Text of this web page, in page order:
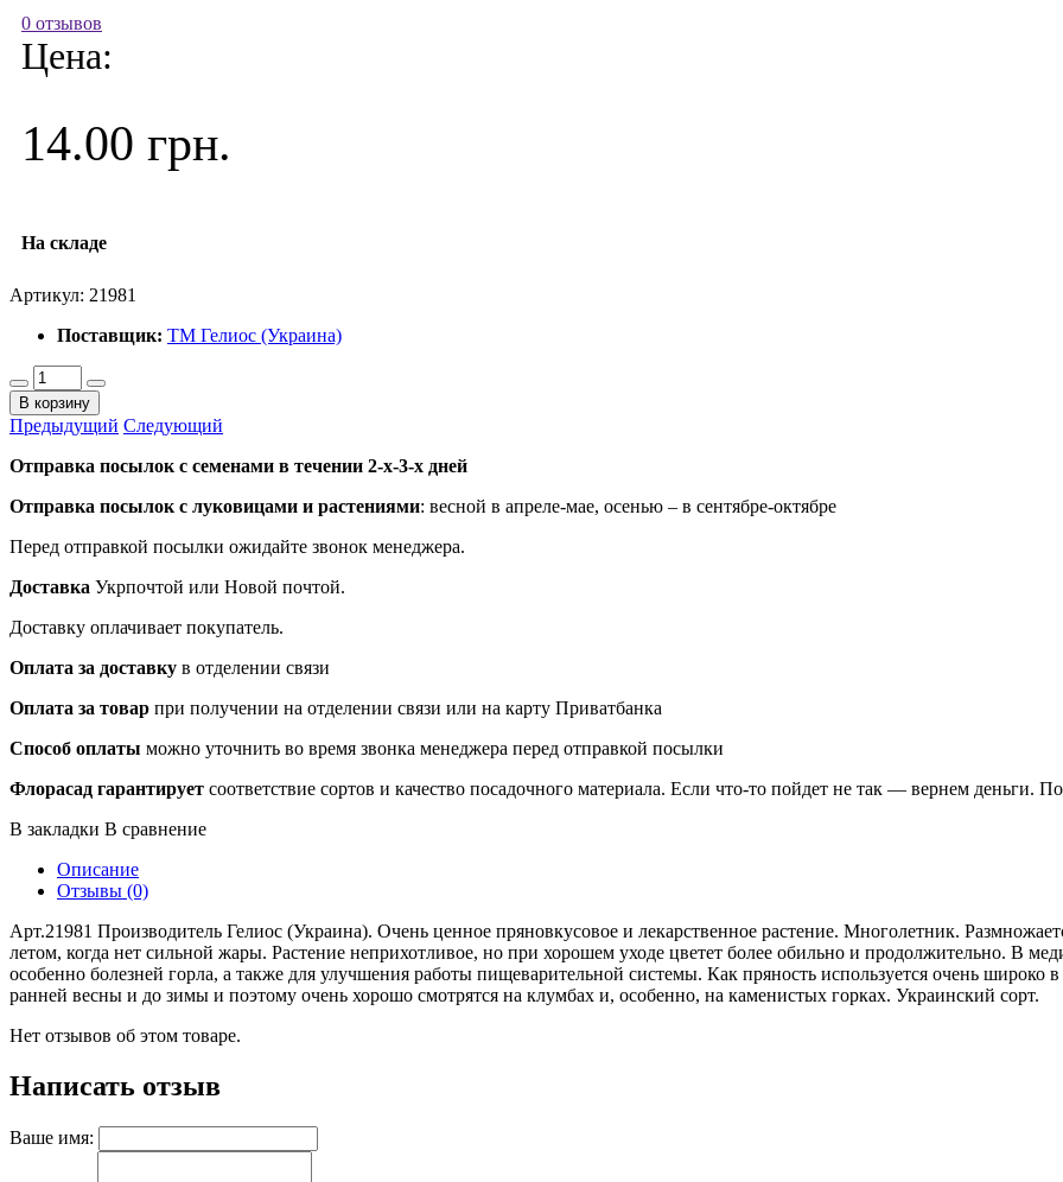
0 отзывов
Цена:
14.00 грн.
На складе
Артикул: 21981
Поставщик: ТМ Гелиос (Украина)
В корзину
Предыдущий Следующий
Отправка посылок с семенами в течении 2-х-3-х дней
Отправка посылок с луковицами и растениями: весной в апреле-мае, осенью – в сентябре-октябре
Перед отправкой посылки ожидайте звонок менеджера.
Доставка Укрпочтой или Новой почтой.
Доставку оплачивает покупатель.
Оплата за доставку в отделении связи
Оплата за товар при получении на отделении связи или на карту Приватбанка
Способ оплаты можно уточнить во время звонка менеджера перед отправкой посылки
Флорасад гарантирует соответствие сортов и качество посадочного материала. Если что-то пойдет не так — вернем деньги.
В закладки В сравнение
Описание
Отзывы (0)
Арт.21981 Производитель Гелиос (Украина). Очень ценное пряновкусовое и лекарственное растение. Многолетник.
летом, когда нет сильной жары. Растение неприхотливое, но при хорошем уходе цветет более обильно и продолжительно. В
особенно болезней горла, а также для улучшения работы пищеварительной системы. Как пряность используется очень
ранней весны и до зимы и поэтому очень хорошо смотрятся на клумбах и, особенно, на каменистых горках. Украинский сорт.
Нет отзывов об этом товаре.
Написать отзыв
Ваше имя: